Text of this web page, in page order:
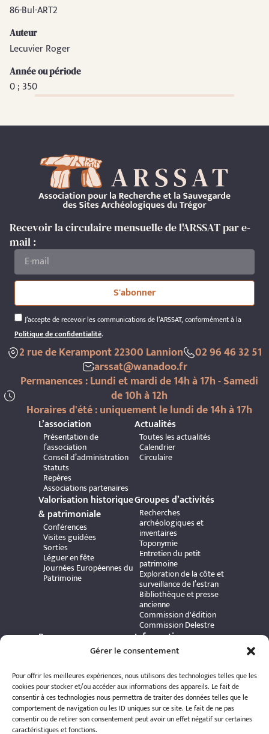
Gérer le consentement
Pour offrir les meilleures expériences, nous utilisons des technologies telles que les
cookies pour stocker et/ou accéder aux informations des appareils. Le fait de
consentir à ces technologies nous permettra de traiter des données telles que le
comportement de navigation ou les ID uniques sur ce site. Le fait de ne pas
consentir ou de retirer son consentement peut avoir un effet négatif sur certaines
caractéristiques et fonctions.
86-Bul-ART2
Auteur
Lecuvier Roger
Année ou période
0 ; 350
Recevoir la circulaire mensuelle de l'ARSSAT par e-
mail :
J’accepte de recevoir les communications de l’ARSSAT, conformément à la
Politique de confidentialité.
S'abonner
2 rue de Kerampont 22300 Lannion
02 96 46 32 51
arssat@wanadoo.fr
Permanences : Lundi et mardi de 14h à 17h - Samedi
de 10h à 12h
Horaires d'été : uniquement le lundi de 14h à 17h
L’association
Présentation de
l’association
Conseil d’administration
Statuts
Repères
Associations partenaires
Actualités
Toutes les actualités
Calendrier
Circulaire
Valorisation historique
& patrimoniale
Conférences
Visites guidées
Sorties
Léguer en fête
Journées Européennes du
Patrimoine
Groupes d’activités
Recherches
archéologiques et
inventaires
Toponymie
Entretien du petit
patrimoine
Exploration de la côte et
surveillance de l’estran
Bibliothèque et presse
ancienne
Commission d'édition
Commission Delestre
Ressources
Carte interactive
Publications et ouvrages
Archives patrimoniales
Bretania
Informations
pratiques
Adhérer à l’association
Politique de
confidentialité
Politique de cookies
Mentions légales
Espace éditeur